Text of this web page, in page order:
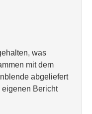
was
mit dem
abgeliefert
eigenen Bericht